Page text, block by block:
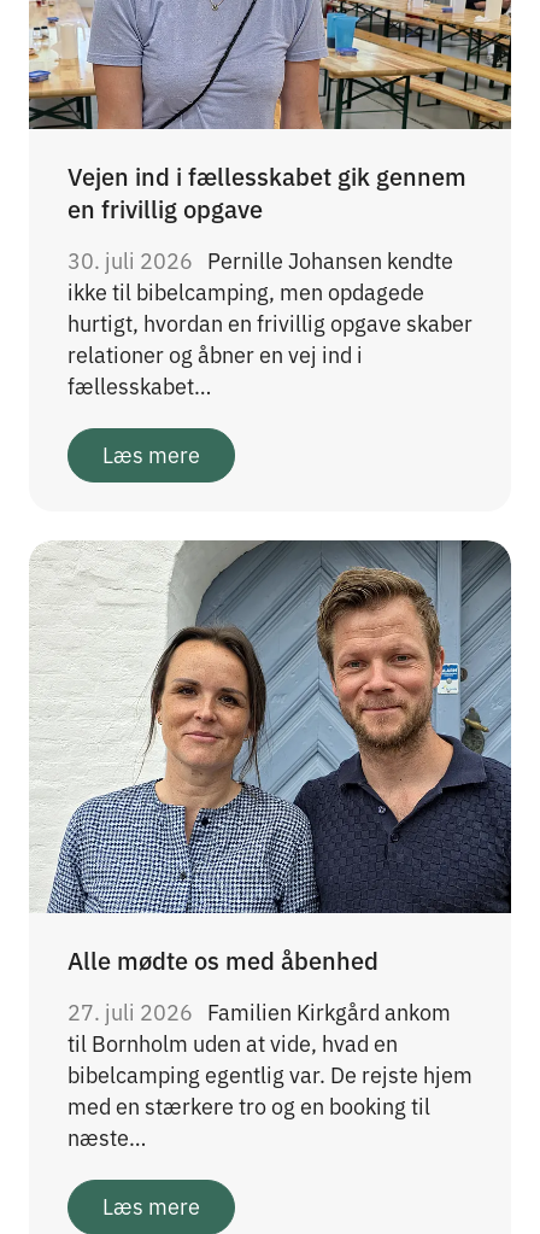
Vejen ind i fællesskabet gik gennem
en frivillig opgave
30. juli 2026 Pernille Johansen kendte
ikke til bibelcamping, men opdagede
hurtigt, hvordan en frivillig opgave skaber
relationer og åbner en vej ind i
fællesskabet…
Læs mere
Alle mødte os med åbenhed
27. juli 2026 Familien Kirkgård ankom
til Bornholm uden at vide, hvad en
bibelcamping egentlig var. De rejste hjem
med en stærkere tro og en booking til
næste…
Læs mere